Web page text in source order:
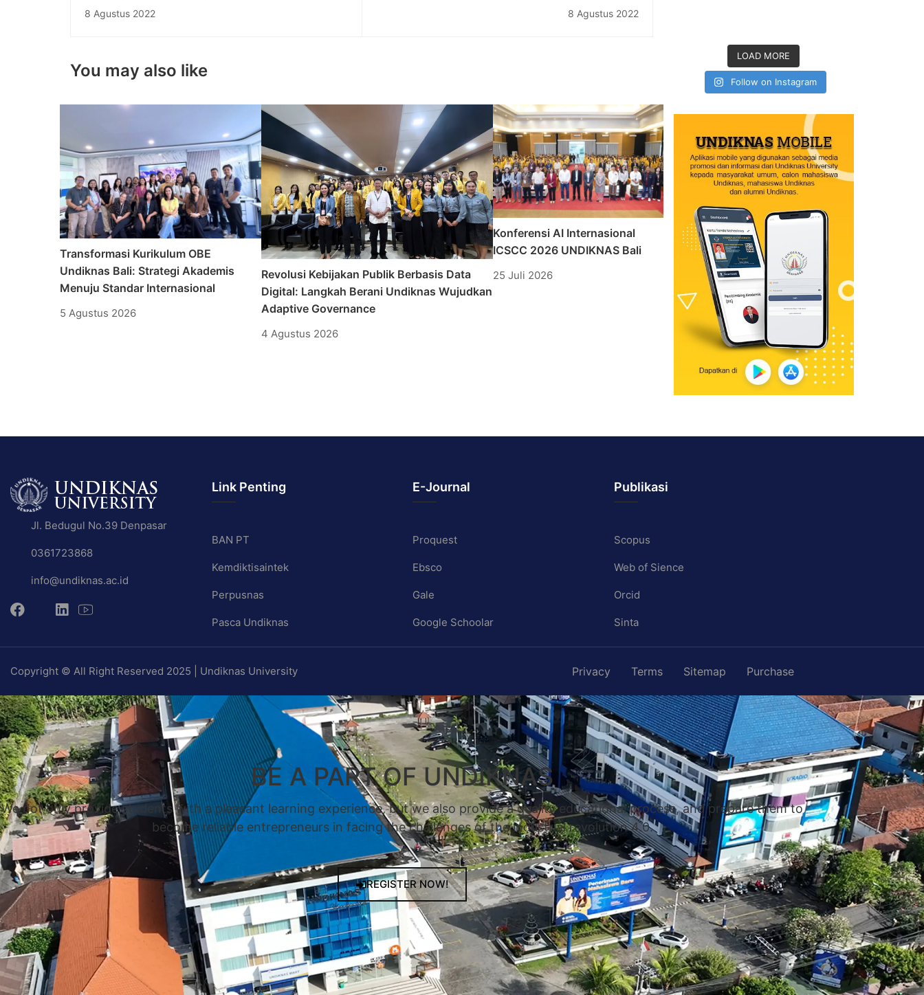
8 Agustus 2022
Performance
8 Agustus 2022
You may also like
Transformasi Kurikulum OBE
Undiknas Bali: Strategi Akademis
Menuju Standar Internasional
5 Agustus 2026
Revolusi Kebijakan Publik Berbasis Data
Digital: Langkah Berani Undiknas Wujudkan
Adaptive Governance
4 Agustus 2026
Konferensi AI Internasional
ICSCC 2026 UNDIKNAS Bali
25 Juli 2026
LOAD MORE
Follow on Instagram
Jl. Bedugul No.39 Denpasar
0361723868
info@undiknas.ac.id
Link Penting
BAN PT
Kemdiktisaintek
Perpusnas
Pasca Undiknas
E-Journal
Proquest
Ebsco
Gale
Google Schoolar
Publikasi
Scopus
Web of Sience
Orcid
Sinta
Copyright © All Right Reserved 2025 | Undiknas University Privacy Terms Sitemap Purchase
BE A PART OF UNDIKNAS
We not only provide students with a pleasant learning experience, but we also provide a quality educational process, and prepare them to
become reliable entrepreneurs in facing the challenges of the industrial revolution 4.0.
REGISTER NOW!